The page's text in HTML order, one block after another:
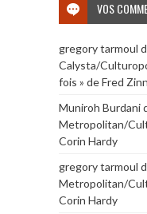
VOS
gregory tarmoul
Calysta/
fois » de Fred
Muniroh Burdani
Metropolitan/
Corin Hardy
gregory tarmoul
Metropolitan/
Corin Hardy